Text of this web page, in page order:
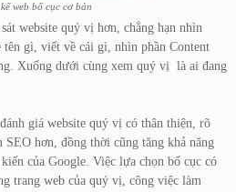
web bố cục cơ bản
website quý vị hơn, chẳng hạn nhìn
tên gì, viết về cái gì, nhìn phần Content
Xuống dưới cùng xem quý vị là ai đang
giá website quý vị có thân thiện, rõ
hơn, đồng thời cũng tăng khả năng
của Google. Việc lựa chọn bố cục có
trang web của quý vị, công việc làm